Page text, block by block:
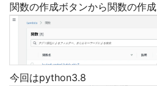
関数の作成ボタンから関数の作成
今回はpython3.8